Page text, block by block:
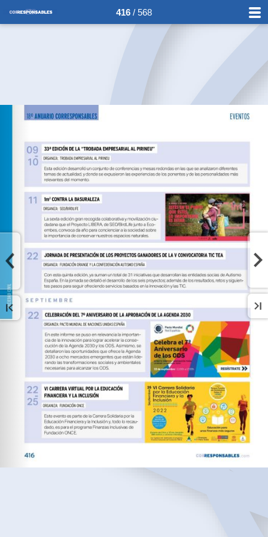
416 / 568